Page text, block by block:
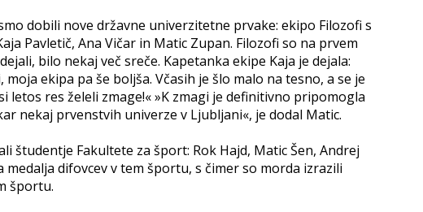
dobili nove državne univerzitetne prvake: ekipo Filozofi s
Pavletič, Ana Vičar in Matic Zupan. Filozofi so na prvem
bilo nekaj več sreče. Kapetanka ekipe Kaja je dejala:
ekipa pa še boljša. Včasih je šlo malo na tesno, a se je
res želeli zmage!« »K zmagi je definitivno pripomogla
nekaj prvenstvih univerze v Ljubljani«, je dodal Matic.
študentje Fakultete za šport: Rok Hajd, Matic Šen, Andrej
difovcev v tem športu, s čimer so morda izrazili
športu.